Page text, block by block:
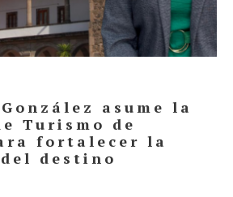
asume la
Turismo de
fortalecer la
destino